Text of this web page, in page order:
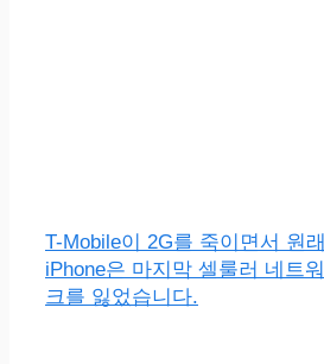
T-Mobile이 2G를 죽이면서 원래
iPhone은 마지막 셀룰러 네트워
크를 잃었습니다.